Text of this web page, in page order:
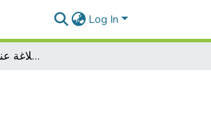
Log In
أثر المنطق في البلاغة عند أبي يعقوب السكاكي